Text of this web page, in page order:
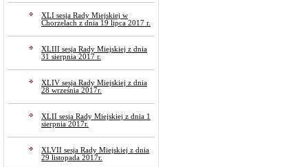
XLI sesja Rady Miejskiej w
Chorzelach z dnia 19 lipca 2017 r.
XLIII sesja Rady Miejskiej z dnia
31 sierpnia 2017 r.
XLIV sesja Rady Miejskiej z dnia
28 września 2017r.
XLII sesja Rady Miejskiej z dnia 1
sierpnia 2017r.
XLVII sesja Rady Miejskiej z dnia
29 listopada 2017r.